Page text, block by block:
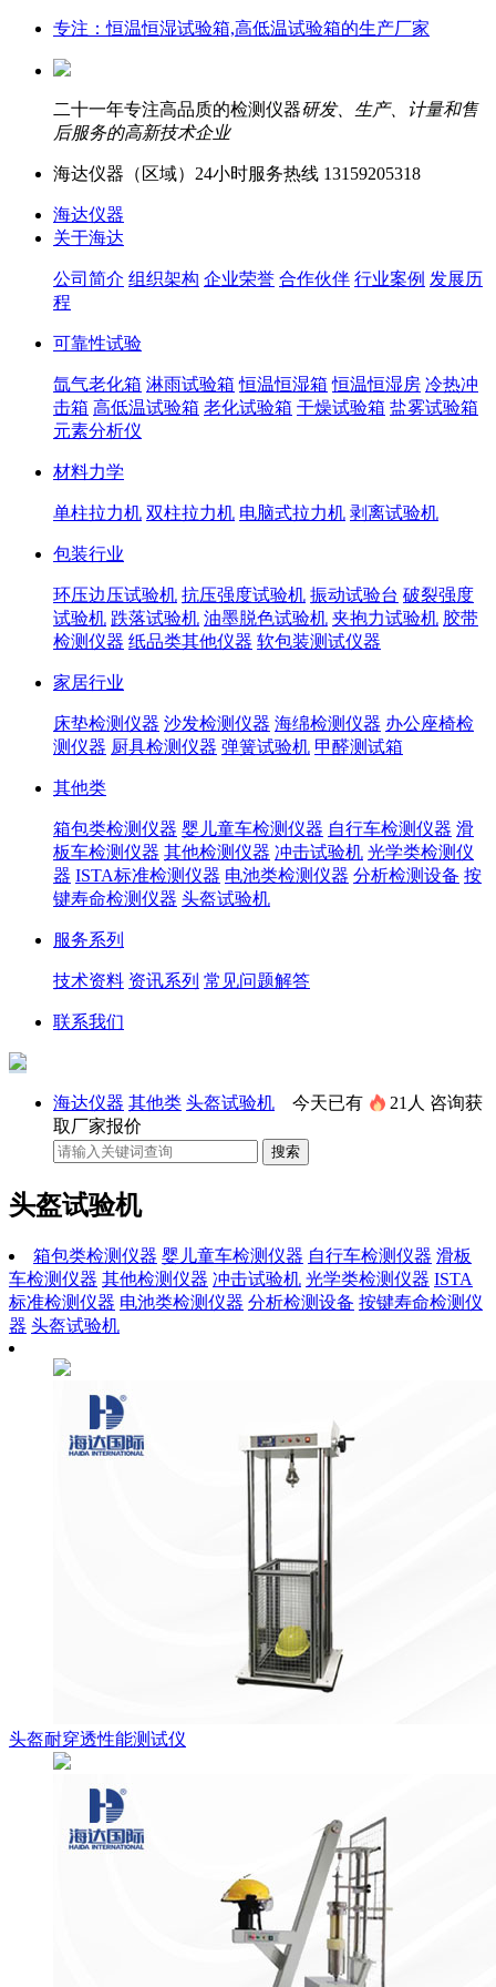
专注：恒温恒湿试验箱,高低温试验箱的生产厂家
二十一年专注高品质的检测仪器研发、生产、计量和售
后服务的高新技术企业
海达仪器（ 区域）24小时服务热线 13159205318
海达仪器
关于海达
公司简介 组织架构 企业荣誉 合作伙伴 行业案例 发展历
程
可靠性试验
氙气老化箱 淋雨试验箱 恒温恒湿箱 恒温恒湿房 冷热冲
击箱 高低温试验箱 老化试验箱 干燥试验箱 盐雾试验箱
元素分析仪
材料力学
单柱拉力机 双柱拉力机 电脑式拉力机 剥离试验机
包装行业
环压边压试验机 抗压强度试验机 振动试验台 破裂强度
试验机 跌落试验机 油墨脱色试验机 夹抱力试验机 胶带
检测仪器 纸品类其他仪器 软包装测试仪器
家居行业
床垫检测仪器 沙发检测仪器 海绵检测仪器 办公座椅检
测仪器 厨具检测仪器 弹簧试验机 甲醛测试箱
其他类
箱包类检测仪器 婴儿童车检测仪器 自行车检测仪器 滑
板车检测仪器 其他检测仪器 冲击试验机 光学类检测仪
器 ISTA标准检测仪器 电池类检测仪器 分析检测设备 按
键寿命检测仪器 头盔试验机
服务系列
技术资料 资讯系列 常见问题解答
联系我们
海达仪器 其他类 头盔试验机 今天已有 21人 咨询获
取厂家报价
头盔试验机
箱包类检测仪器 婴儿童车检测仪器 自行车检测仪器 滑板
车检测仪器 其他检测仪器 冲击试验机 光学类检测仪器 ISTA
标准检测仪器 电池类检测仪器 分析检测设备 按键寿命检测仪
器 头盔试验机
头盔耐穿透性能测试仪